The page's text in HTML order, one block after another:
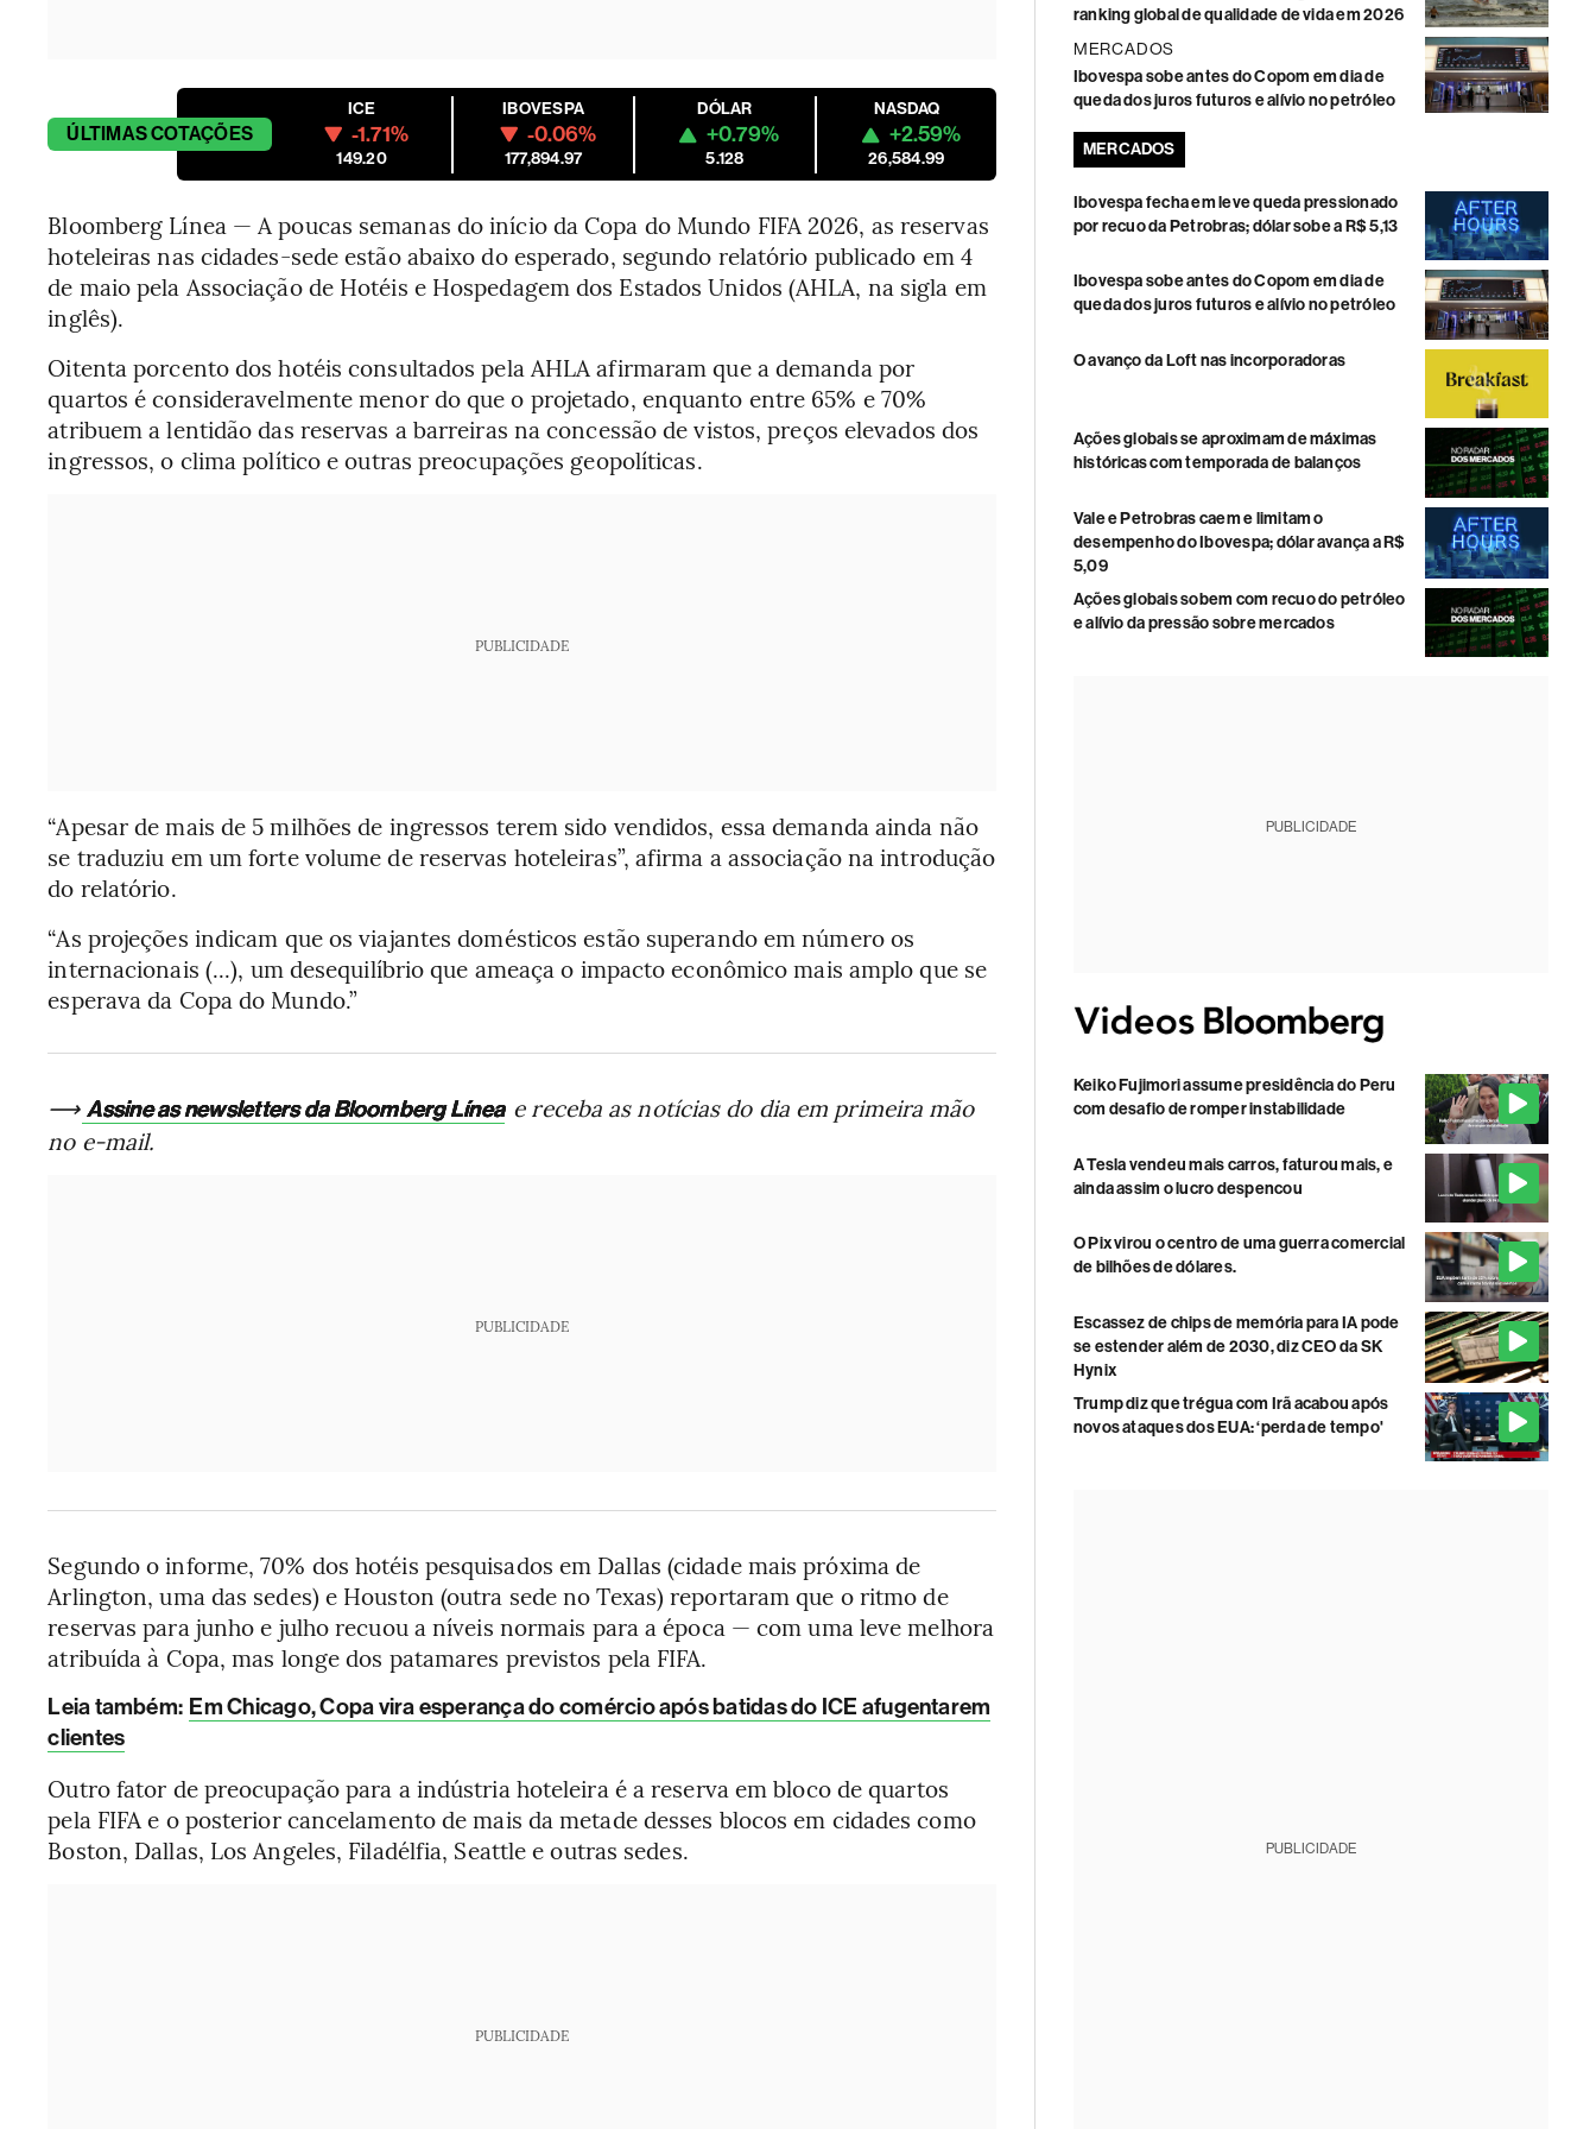
ÚLTIMASCOTAÇÕES
ICE
-1.71%
149.20
IBOVESPA
-0.06%
177,894.97
DÓLAR
+0.79%
5.128
NASDAQ
+2.59%
26,584.99
Bloomberg Línea — A poucas semanas do início da Copa do Mundo FIFA 2026, as reservas
hoteleiras nas cidades-sede estão abaixo do esperado, segundo relatório publicado em 4
de maio pela Associação de Hotéis e Hospedagem dos Estados Unidos (AHLA, na sigla em
inglês).
Oitenta porcento dos hotéis consultados pela AHLA afirmaram que a demanda por
quartos é consideravelmente menor do que o projetado, enquanto entre 65% e 70%
atribuem a lentidão das reservas a barreiras na concessão de vistos, preços elevados dos
ingressos, o clima político e outras preocupações geopolíticas.
PUBLICIDADE
“Apesar de mais de 5 milhões de ingressos terem sido vendidos, essa demanda ainda não
se traduziu em um forte volume de reservas hoteleiras”, afirma a associação na introdução
do relatório.
“As projeções indicam que os viajantes domésticos estão superando em número os
internacionais (...), um desequilíbrio que ameaça o impacto econômico mais amplo que se
esperava da Copa do Mundo.”
⟶ Assine as newsletters da Bloomberg Línea e receba as notícias do dia em primeira mão
no e-mail.
PUBLICIDADE
Segundo o informe, 70% dos hotéis pesquisados em Dallas (cidade mais próxima de
Arlington, uma das sedes) e Houston (outra sede no Texas) reportaram que o ritmo de
reservas para junho e julho recuou a níveis normais para a época — com uma leve melhora
atribuída à Copa, mas longe dos patamares previstos pela FIFA.
Leia também: Em Chicago, Copa vira esperança do comércio após batidas do ICE afugentarem
clientes
Outro fator de preocupação para a indústria hoteleira é a reserva em bloco de quartos
pela FIFA e o posterior cancelamento de mais da metade desses blocos em cidades como
Boston, Dallas, Los Angeles, Filadélfia, Seattle e outras sedes.
PUBLICIDADE
ranking global de qualidade de vida em 2026
MERCADOS
Ibovespa sobe antes do Copom em dia de
queda dos juros futuros e alívio no petróleo
MERCADOS
Ibovespa fecha em leve queda pressionado
por recuo da Petrobras; dólar sobe a R$ 5,13
Ibovespa sobe antes do Copom em dia de
queda dos juros futuros e alívio no petróleo
O avanço da Loft nas incorporadoras
Ações globais se aproximam de máximas
históricas com temporada de balanços
Vale e Petrobras caem e limitam o
desempenho do Ibovespa; dólar avança a R$
5,09
Ações globais sobem com recuo do petróleo
e alívio da pressão sobre mercados
PUBLICIDADE
Keiko Fujimori assume presidência do Peru
com desafio de romper instabilidade
A Tesla vendeu mais carros, faturou mais, e
ainda assim o lucro despencou
O Pix virou o centro de uma guerra comercial
de bilhões de dólares.
Escassez de chips de memória para IA pode
se estender além de 2030, diz CEO da SK
Hynix
Trump diz que trégua com Irã acabou após
novos ataques dos EUA: ‘perda de tempo'
PUBLICIDADE